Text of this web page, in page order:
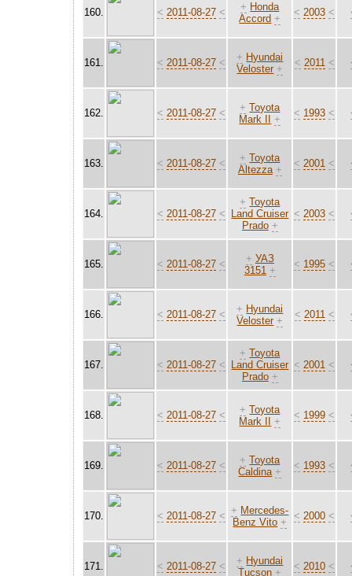
160. < 2011-08-27 < + Honda
Accord +
< 2003 <
161. < 2011-08-27 < + Hyundai
Veloster +
< 2011 <
162. < 2011-08-27 < + Toyota
Mark II
+
< 1993 <
163. < 2011-08-27 < + Toyota
Altezza +
< 2001 <
164. < 2011-08-27 <
+ Toyota
Land Cruiser
Prado +
< 2003 <
165. < 2011-08-27 < + УАЗ
3151 +
< 1995 <
166. < 2011-08-27 < + Hyundai
Veloster +
< 2011 <
167. < 2011-08-27 <
+ Toyota
Land Cruiser
Prado +
< 2001 <
168. < 2011-08-27 < + Toyota
Mark II
+
< 1999 <
169. < 2011-08-27 < + Toyota
Caldina +
< 1993 <
170. < 2011-08-27 < + Mercedes-
Benz Vito +
< 2000 <
171. < 2011-08-27 < + Hyundai
Tucson +
< 2010 <